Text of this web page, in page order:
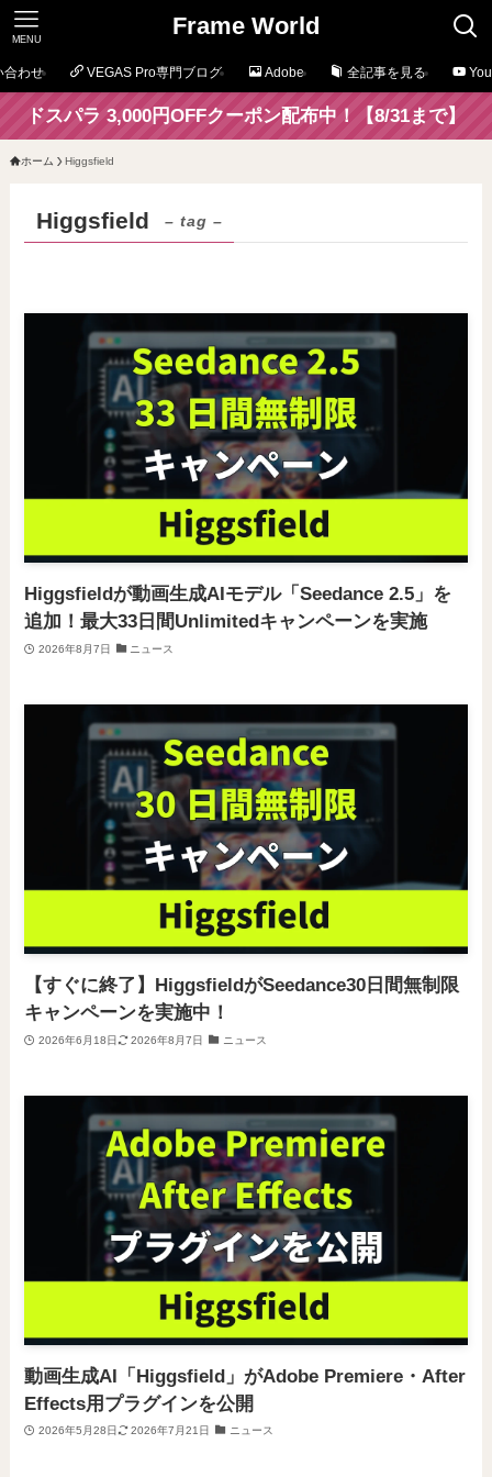
Frame World
MENU
わせ VEGAS Pro専門ブログ Adobe 全記事を見る
ドスパラ 3,000円OFFクーポン配布中！【8/31まで】
ホーム Higgsfield
Higgsfield – tag –
Higgsfieldが動画生成AIモデル「Seedance 2.5」を
追加！最大33日間Unlimitedキャンペーンを実施
2026年8月7日 ニュース
【すぐに終了】HiggsfieldがSeedance30日間無制限
キャンペーンを実施中！
2026年6月18日 2026年8月7日 ニュース
動画生成AI「Higgsfield」がAdobe Premiere・After
Effects用プラグインを公開
2026年5月28日 2026年7月21日 ニュース